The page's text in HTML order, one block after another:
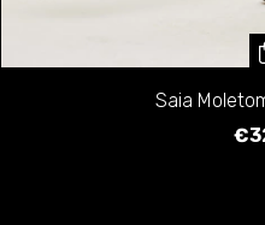
Saia